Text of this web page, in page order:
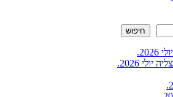
חיפוש
2026.